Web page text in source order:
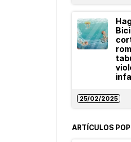
25/02/2025
ARTÍCULOS